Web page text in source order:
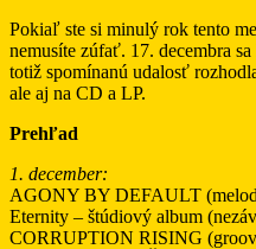
Pokiaľ ste si minulý rok tento
nemusíte zúfať. 17. decembra sa
totiž spomínanú udalosť
ale aj na CD a LP.
Prehľad
1. december:
AGONY BY DEFAULT
Eternity – štúdiový album
CORRUPTION RISING